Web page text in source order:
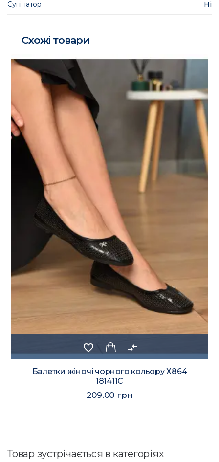
Супінатор Ні
Схожі товари
favorite_border compare_arrows
Балетки жіночі чорного кольору Х864
181411C
209.00 грн
Товар зустрічається в категоріях